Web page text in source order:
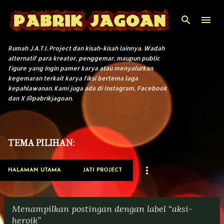
Langsung ke konten utama
Rumah J.A.T.I. Project dan kisah-kisah lainnya. Wadah
alternatif para kreator, penggemar, maupun public
figure yang ingin pamer karya atau menyalurkan
kegemaran terkait karya fiksi bertema laga
kepahlawanan. Kami juga ada di Instagram, Facebook
dan X @pabrikjagoan.
TEMA PILIHAN:
HALAMAN UTAMA JATI PROJECT
Menampilkan postingan dengan label aksi-
heroik